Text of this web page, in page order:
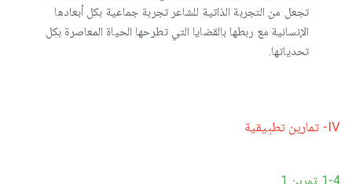
تجعل من التجربة الذاتية للشاعر تجربة جماعية بكل أبعادها
الإنسانية مع ربطها بالقضايا التي تطرحها الحياة المعاصرة بكل
تحدياتها.
IV- تمارين تطبيقية
1-4 تمرين 1